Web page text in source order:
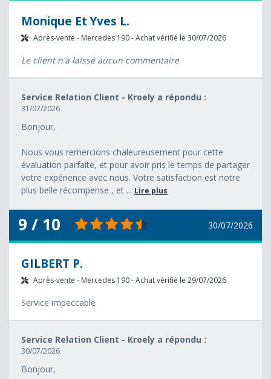
Monique Et Yves L.
Après-vente - Mercedes 190 - Achat vérifié le 30/07/2026
Le client n'a laissé aucun commentaire
Service Relation Client - Kroely a répondu :
31/07/2026
Bonjour,
Nous vous remercions chaleureusement pour cette
évaluation parfaite, et pour avoir pris le temps de partager
votre expérience avec nous. Votre satisfaction est notre
plus belle récompense , et ... Lire plus
9 / 10 30/07/2026
GILBERT P.
Après-vente - Mercedes 190 - Achat vérifié le 29/07/2026
Service impeccable
Service Relation Client - Kroely a répondu :
30/07/2026
Bonjour,